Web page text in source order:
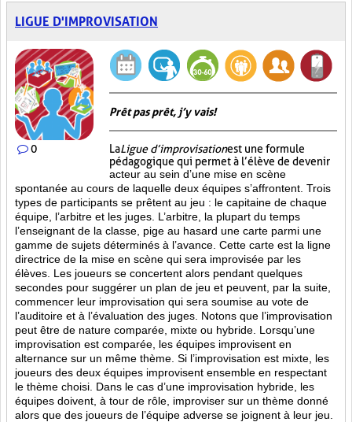
LIGUE D'IMPROVISATION
0
Prêt pas prêt, j’y vais!
LaLigue d’improvisationest une formule
pédagogique qui permet à l’élève de devenir
acteur au sein d’une mise en scène
spontanée au cours de laquelle deux équipes s’affrontent. Trois
types de participants se prêtent au jeu : le capitaine de chaque
équipe, l’arbitre et les juges. L’arbitre, la plupart du temps
l’enseignant de la classe, pige au hasard une carte parmi une
gamme de sujets déterminés à l’avance. Cette carte est la ligne
directrice de la mise en scène qui sera improvisée par les
élèves. Les joueurs se concertent alors pendant quelques
secondes pour suggérer un plan de jeu et peuvent, par la suite,
commencer leur improvisation qui sera soumise au vote de
l’auditoire et à l’évaluation des juges. Notons que l’improvisation
peut être de nature comparée, mixte ou hybride. Lorsqu’une
improvisation est comparée, les équipes improvisent en
alternance sur un même thème. Si l’improvisation est mixte, les
joueurs des deux équipes improvisent ensemble en respectant
le thème choisi. Dans le cas d’une improvisation hybride, les
équipes doivent, à tour de rôle, improviser sur un thème donné
alors que des joueurs de l’équipe adverse se joignent à leur jeu.